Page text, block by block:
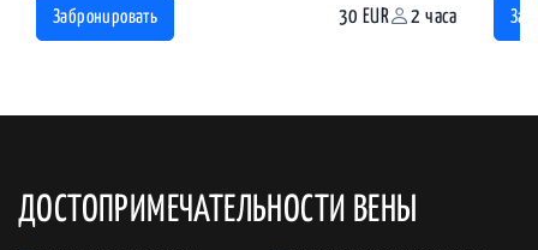
Забронировать 30 EUR 2 часа
ДОСТОПРИМЕЧАТЕЛЬНОСТИ ВЕНЫ